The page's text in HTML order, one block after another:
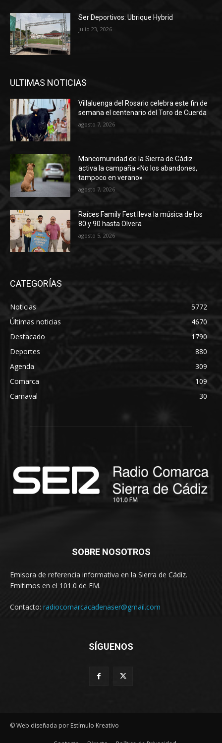
Ser Deportivos: Ubrique Hybrid
julio 23, 2026
ULTIMAS NOTICIAS
Villaluenga del Rosario celebra este fin de
semana el centenario del Toro de Cuerda
agosto 7, 2026
Mancomunidad de la Sierra de Cádiz
activa la campaña «No los abandones,
tampoco en verano»
agosto 7, 2026
Raíces Family Fest lleva la música de los
80 y 90 hasta Olvera
agosto 5, 2026
CATEGORÍAS
Noticias
5772
Últimas noticias
4670
Destacado
1790
Deportes
880
Agenda
309
Comarca
109
Carnaval
30
SOBRE NOSOTROS
Emisora de referencia informativa en la Sierra de Cádiz.
Emitimos en el 101.0 de FM.
Contacto: radiocomarcacadenaser@gmail.com
SÍGUENOS
© Web diseñada por Estímulo Kreativo